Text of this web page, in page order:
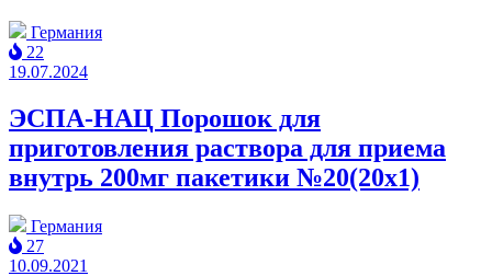
Германия
22
19.07.2024
ЭСПА-НАЦ Порошок для
приготовления раствора для приема
внутрь 200мг пакетики №20(20x1)
Германия
27
10.09.2021